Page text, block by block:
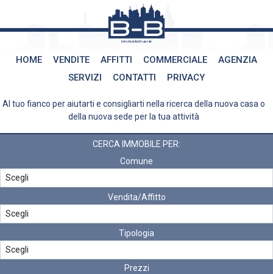
HOME VENDITE AFFITTI COMMERCIALE
AGENZIA
SERVIZI
CONTATTI PRIVACY
Al tuo fianco per aiutarti e consigliarti nella ricerca della nuova casa o
della nuova sede per la tua attività
CERCA IMMOBILE PER:
Comune
Vendita/Affitto
Tipologia
Prezzi